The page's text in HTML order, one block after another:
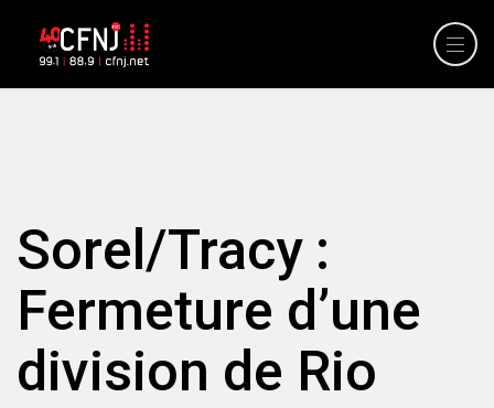
Sorel/Tracy :
Fermeture d’une
division de Rio